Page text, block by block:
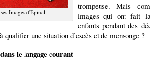
Images d'Epinal
trompeuse. Mais
images qui ont fait
enfants pendant des
qualifier une situation d’excès et de mensonge ?
le langage courant